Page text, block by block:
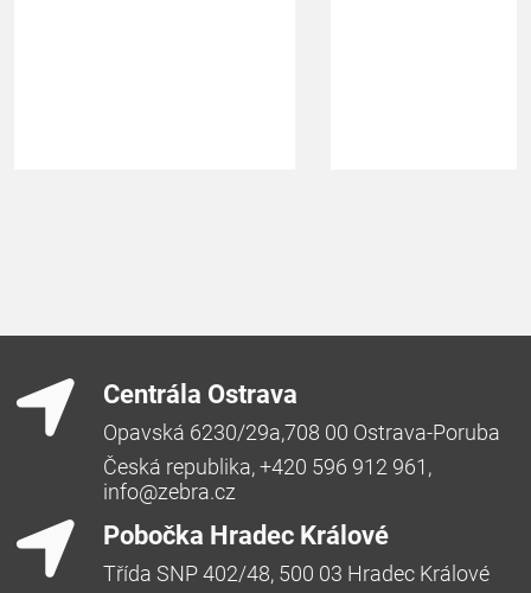
Centrála Ostrava
Opavská 6230/29a,708 00 Ostrava-Poruba
Česká republika, +420 596 912 961,
info@zebra.cz
Pobočka Hradec Králové
Třída SNP 402/48, 500 03 Hradec Králové